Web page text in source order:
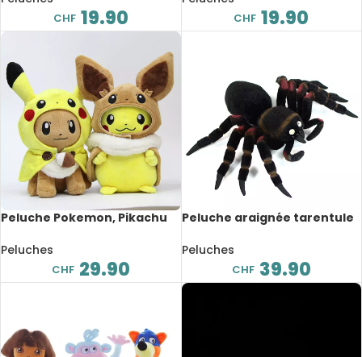
CHF 19.90 CHF 19.90
Peluche Pokemon, Pikachu
Peluches
CHF 29.90
Peluche araignée tarentule
Peluches
CHF 39.90